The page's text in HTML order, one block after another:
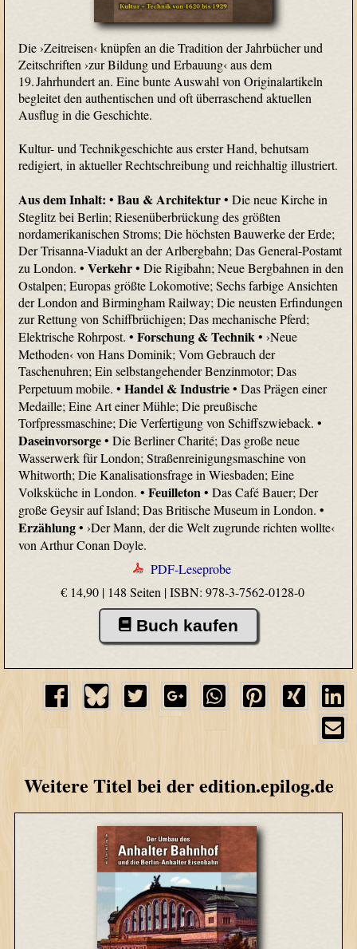
Die ›Zeitreisen‹ knüpfen an die Tradition der Jahrbücher und
Zeitschriften ›zur Bildung und Erbauung‹ aus dem
19. Jahrhundert an. Eine bunte Auswahl von Originalartikeln
begleitet den authentischen und oft überraschend aktuellen
Ausflug in die Geschichte.
Kultur- und Technikgeschichte aus erster Hand, behutsam
redigiert, in aktueller Rechtschreibung und reichhaltig illustriert.
Aus dem Inhalt: •Bau & Architektur• Die neue Kirche in
Steglitz bei Berlin; Riesenüberbrückung des größten
nordamerikanischen Stroms; Die höchsten Bauwerke der Erde;
Der Trisanna-Viadukt an der Arlbergbahn; Das General-Postamt
zu London.•Verkehr• Die Rigibahn; Neue Bergbahnen in den
Ostalpen; Europas größte Lokomotive; Sechs farbige Ansichten
der London and Birmingham Railway; Die neusten Erfindungen
zur Rettung von Schiffbrüchigen; Das mechanische Pferd;
Elektrische Rohrpost.•Forschung & Technik• ›Neue
Methoden‹ von Hans Dominik; Vom Gebrauch der
Taschenuhren; Ein selbstangehender Benzinmotor; Das
Perpetuum mobile.•Handel & Industrie• Das Prägen einer
Medaille; Eine Art einer Mühle; Die preußische
Torfpressmaschine; Die Verfertigung von Schiffszwieback.•
Daseinvorsorge• Die Berliner Charité; Das große neue
Wasserwerk für London; Straßenreinigungsmaschine von
Whitworth; Die Kanalisationsfrage in Wiesbaden; Eine
Volksküche in London.•Feuilleton• Das Café Bauer; Der
große Geysir auf Island; Das Britische Museum in London.•
Erzählung• ›Der Mann, der die Welt zugrunde richten wollte‹
von Arthur Conan Doyle.
PDF-Leseprobe
€ 14,90 | 148 Seiten |ISBN: 978-3-7562-0128-0
Buch kaufen
Weitere Titel bei der edition.epilog.de